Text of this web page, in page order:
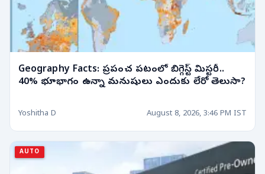
Geography Facts: ప్రపంచ పటంలో బిగ్గెస్ట్ మిస్టరీ..
40% భూభాగం ఉన్నా మనుషులు ఎందుకు లేరో తెలుసా?
Yoshitha D August 8, 2026, 3:46 PM IST
AUTO